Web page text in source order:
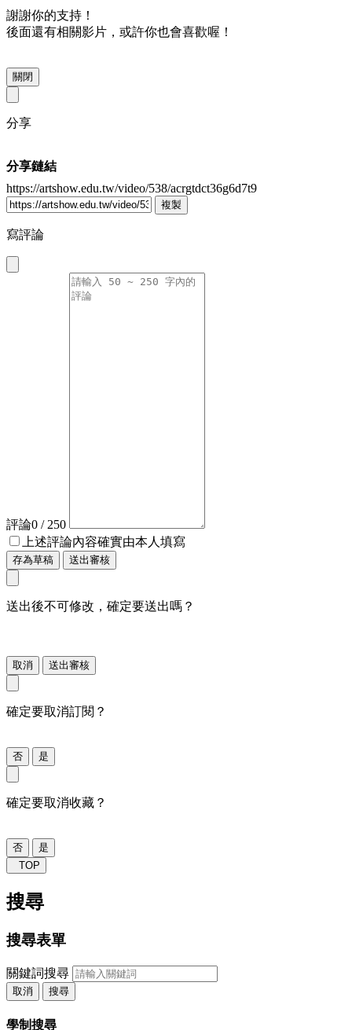
謝謝你的支持！
後面還有相關影片，或許你也會喜歡喔！
關閉
分享
分享鏈結
https://artshow.edu.tw/video/538/acrgtdct36g6d7t9
複製
寫評論
評論0 / 250
上述評論內容確實由本人填寫
存為草稿 送出審核
送出後不可修改，確定要送出嗎？
取消 送出審核
確定要取消訂閱？
否 是
確定要取消收藏？
否
是
TOP
搜尋
搜尋表單
關鍵詞搜尋
取消 搜尋
學制搜尋